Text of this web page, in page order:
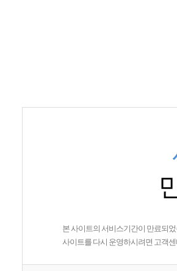
본 사이트의 서비스기간이 만료되
사이트를 다시 운영하시려면 고객